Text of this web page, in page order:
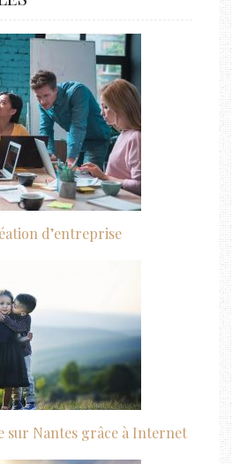
d’entreprise
sur Nantes grâce à Internet